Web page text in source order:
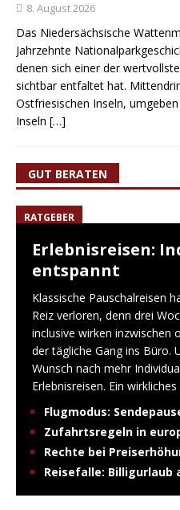
8. August 2026
Das Niedersächsische
Jahrzehnte
denen sich einer der
sichtbar entfaltet hat.
Ostfriesischen Inseln,
Inseln […]
GUT BERATEN
RATGEBER
Erlebnisreisen:
entspannt
Klassische Pauschalreisen
Reiz verloren, denn drei
inclusive wirken inzwischen
der tägliche Gang ins Büro.
Wunsch nach mehr
Erlebnisreisen. Ein
Flugmodus:
Zufahrtsregeln in
Rechte bei
Reisefalle: Billigurlaub